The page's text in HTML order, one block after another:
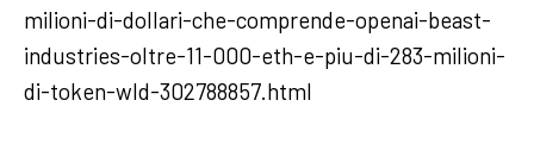
milioni-di-dollari-che-comprende-openai-beast-
industries-oltre-11-000-eth-e-piu-di-283-milioni-
di-token-wld-302788857.html